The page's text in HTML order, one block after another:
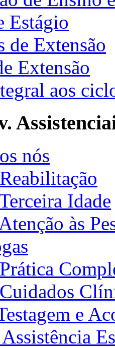
Estágio
de Extensão
Extensão
aos
nós
Idade
às
e